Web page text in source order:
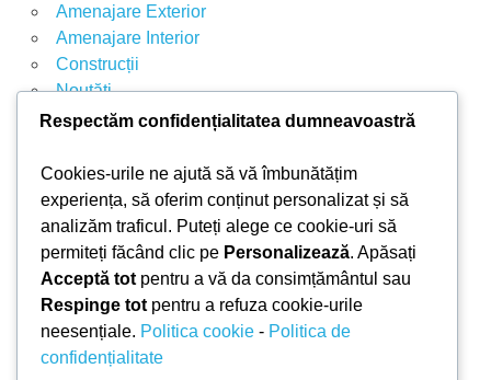
u
p
ă
:
Amenajare Exterior
Amenajare Interior
Construcții
Noutăți
ARTICOLE RECENTE
Parchet laminat sau SPC? Diferențele care
contează
Materiale pentru zidărie – avantajele fiecărei soluții
și când se folosesc
Ghid practic pentru alegerea vopselei lavabile
pentru fiecare încăpere
Respectăm confidențialitatea dumneavoastră
Cookies-urile ne ajută să vă îmbunătățim
experiența, să oferim conținut personalizat și să
analizăm traficul. Puteți alege ce cookie-uri să
permiteți făcând clic pe Personalizează. Apăsați
Acceptă tot pentru a vă da consimțământul sau
Respinge tot pentru a refuza cookie-urile
neesențiale. Politica cookie - Politica de
confidențialitate